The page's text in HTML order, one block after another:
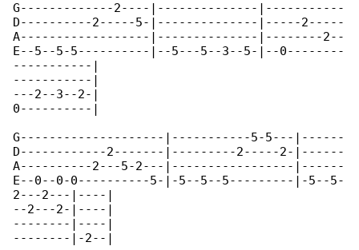
G-------------2----|--------------|-----------
D----------2-----5-|--------------|-----2-----
A------------------|--------------|--------2--
E--5--5-5----------|--5---5--3--5-|--0--------
-----------|
-----------|
---2--3--2-|
0----------|
G--------------------|-----------5-5---|------
D------------2-------|---------2-----2-|------
A----------2---5-2---|-----------------|------
E--0--0-0----------5-|-5--5--5---------|-5--5-
2---2---|----|
--2---2-|----|
--------|----|
--------|-2--|